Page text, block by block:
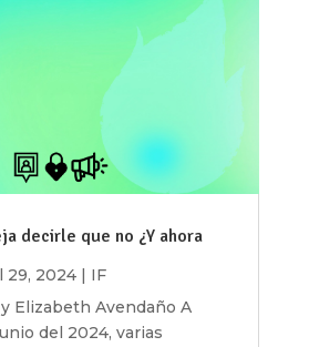
decirle que no ¿Y ahora
29, 2024| IF
Elizabeth Avendaño A
del 2024, varias